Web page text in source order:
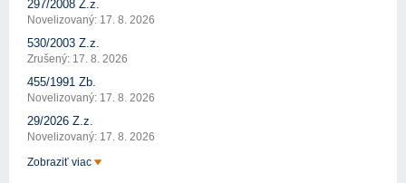
297/2008 Z.z.
Novelizovaný: 17. 8. 2026
530/2003 Z.z.
Zrušený: 17. 8. 2026
455/1991 Zb.
Novelizovaný: 17. 8. 2026
29/2026 Z.z.
Novelizovaný: 17. 8. 2026
Zobraziť viac